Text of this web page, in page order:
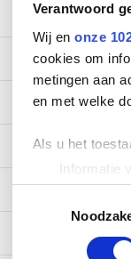
Verantwoord
Wij en onze
cookies om
metingen aan
en met welke
Als u het
Informatie
Uw
Lees meer
toestemming